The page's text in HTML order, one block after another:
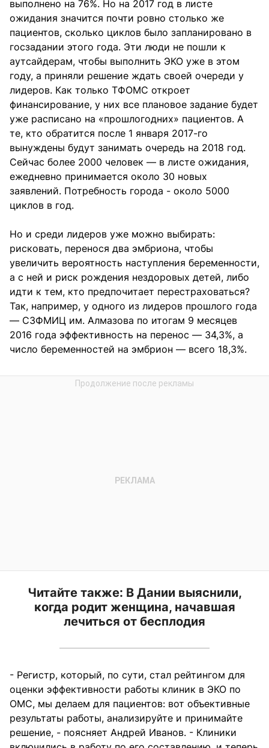
выполнено на 76%. Но на 2017 год в листе
ожидания значится почти ровно столько же
пациентов, сколько циклов было запланировано в
госзадании этого года. Эти люди не пошли к
аутсайдерам, чтобы выполнить ЭКО уже в этом
году, а приняли решение ждать своей очереди у
лидеров. Как только ТФОМС откроет
финансирование, у них все плановое задание будет
уже расписано на «прошлогодних» пациентов. А
те, кто обратится после 1 января 2017-го
вынуждены будут занимать очередь на 2018 год.
Сейчас более 2000 человек — в листе ожидания,
ежедневно принимается около 30 новых
заявлений. Потребность города - около 5000
циклов в год.
Но и среди лидеров уже можно выбирать:
рисковать, перенося два эмбриона, чтобы
увеличить вероятность наступления беременности,
а с ней и риск рождения нездоровых детей, либо
идти к тем, кто предпочитает перестраховаться?
Так, например, у одного из лидеров прошлого года
— СЗФМИЦ им. Алмазова по итогам 9 месяцев
2016 года эффективность на перенос — 34,3%, а
число беременностей на эмбрион — всего 18,3%.
Читайте также: В Дании выяснили,
когда родит женщина, начавшая
лечиться от бесплодия
- Регистр, который, по сути, стал рейтингом для
оценки эффективности работы клиник в ЭКО по
ОМС, мы делаем для пациентов: вот объективные
результаты работы, анализируйте и принимайте
решение, - поясняет Андрей Иванов. - Клиники